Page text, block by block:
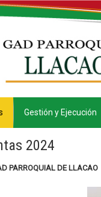
Gestión y Ejecución
2024
PARROQUIAL DE LLACAO